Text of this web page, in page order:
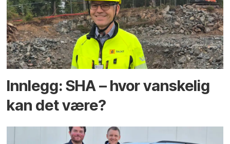
Innlegg: SHA – hvor vanskelig
kan det være?